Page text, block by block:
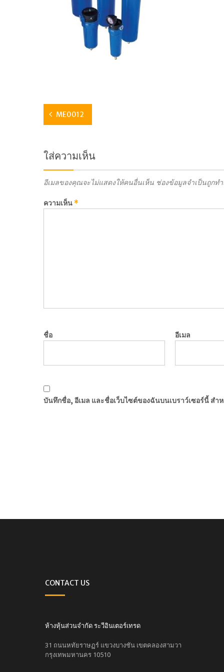
ME0012
ใส่ความเห็น
อีเมลของคุณจะไม่แสดงให้คนอื่นเห็น ช่องข้อมูลจำเป็นถูกท
ความเห็น*
ชื่อ อีเมล
บันทึกชื่อ, อีเมล และชื่อเว็บไซต์ของฉันบนเบราว์เซอร์นี้ สำ
CONTACT US
ห้างหุ้นส่วนจำกัด ระวีอินเตอร์เทรด
31 ถนนหทัยราษฏร์ แขวงบางชัน เขตคลองสามวา
กรุงเทพมหานคร 10510